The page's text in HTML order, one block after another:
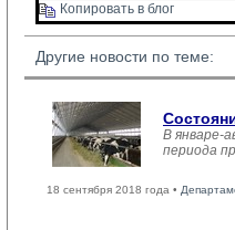
Копировать в блог
Другие новости по теме:
В январе-
периода
18 сентября 2018 года •